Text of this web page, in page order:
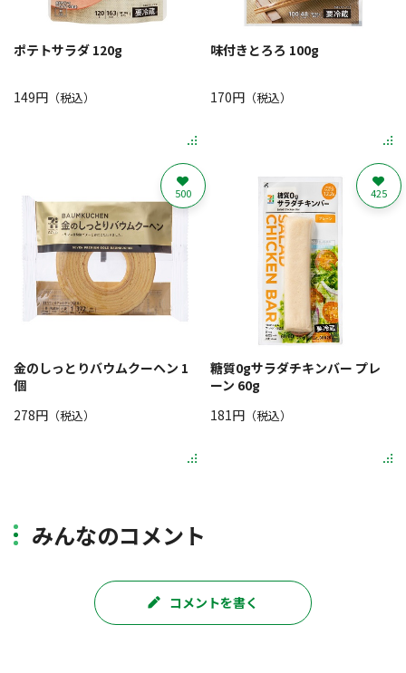
ポテトサラダ 120g
149円 （税込）
味付きとろろ 100g
170円（税込）
金のしっとりバウムクーヘン 1
個
278円 （税込）
500
糖質0gサラダチキンバー プレ
ーン 60g
181円（税込）
425
みんなのコメント
コメントを書く